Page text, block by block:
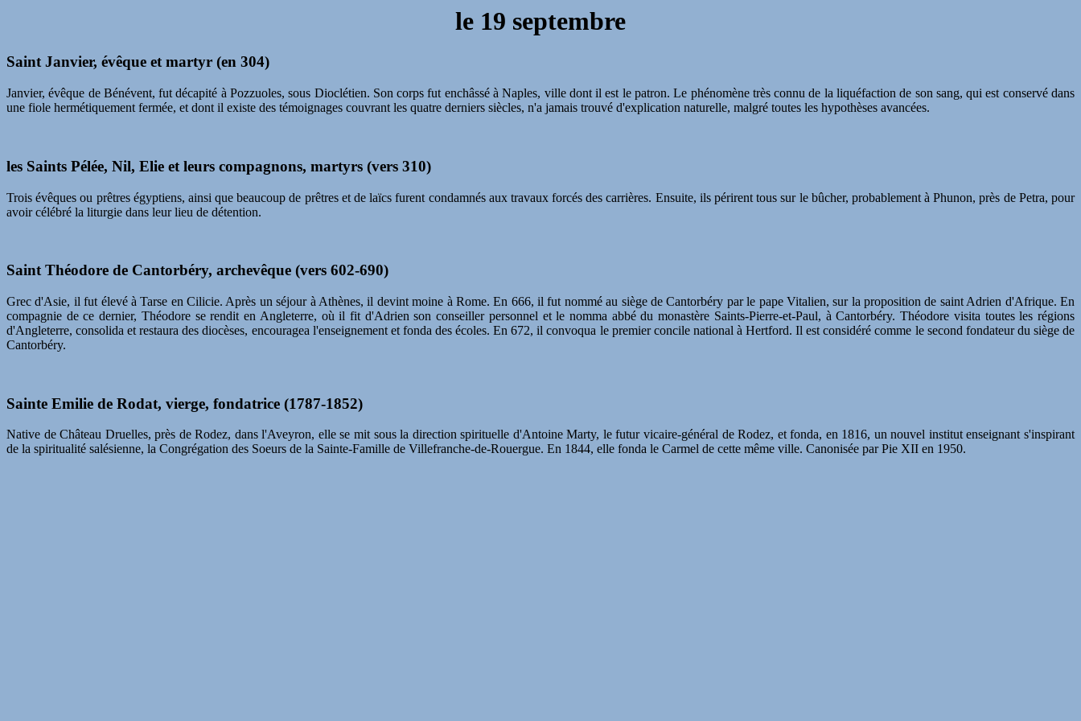
le 19 septembre
Saint Janvier, évêque et martyr (en 304)
Janvier, évêque de Bénévent, fut décapité à Pozzuoles, sous Dioclétien. Son corps fut enchâssé à Naples, ville dont il est le patron. Le phénomène très connu de la liquéfaction de son sang, qui est conservé dans
une fiole hermétiquement fermée, et dont il existe des témoignages couvrant les quatre derniers siècles, n'a jamais trouvé d'explication naturelle, malgré toutes les hypothèses avancées.
les Saints Pélée, Nil, Elie et leurs compagnons, martyrs (vers 310)
Trois évêques ou prêtres égyptiens, ainsi que beaucoup de prêtres et de laïcs furent condamnés aux travaux forcés des carrières. Ensuite, ils périrent tous sur le bûcher, probablement à Phunon, près de Petra, pour
avoir célébré la liturgie dans leur lieu de détention.
Saint Théodore de Cantorbéry, archevêque (vers 602-690)
Grec d'Asie, il fut élevé à Tarse en Cilicie. Après un séjour à Athènes, il devint moine à Rome. En 666, il fut nommé au siège de Cantorbéry par le pape Vitalien, sur la proposition de saint Adrien d'Afrique. En
compagnie de ce dernier, Théodore se rendit en Angleterre, où il fit d'Adrien son conseiller personnel et le nomma abbé du monastère Saints-Pierre-et-Paul, à Cantorbéry. Théodore visita toutes les régions
d'Angleterre, consolida et restaura des diocèses, encouragea l'enseignement et fonda des écoles. En 672, il convoqua le premier concile national à Hertford. Il est considéré comme le second fondateur du siège de
Cantorbéry.
Sainte Emilie de Rodat, vierge, fondatrice (1787-1852)
Native de Château Druelles, près de Rodez, dans l'Aveyron, elle se mit sous la direction spirituelle d'Antoine Marty, le futur vicaire-général de Rodez, et fonda, en 1816, un nouvel institut enseignant s'inspirant
de la spiritualité salésienne, la Congrégation des Soeurs de la Sainte-Famille de Villefranche-de-Rouergue. En 1844, elle fonda le Carmel de cette même ville. Canonisée par Pie XII en 1950.